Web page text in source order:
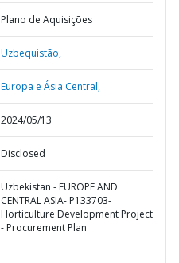
Plano de Aquisições
Uzbequistão,
Europa e Ásia Central,
2024/05/13
Disclosed
Uzbekistan - EUROPE AND
CENTRAL ASIA- P133703-
Horticulture Development Project
- Procurement Plan